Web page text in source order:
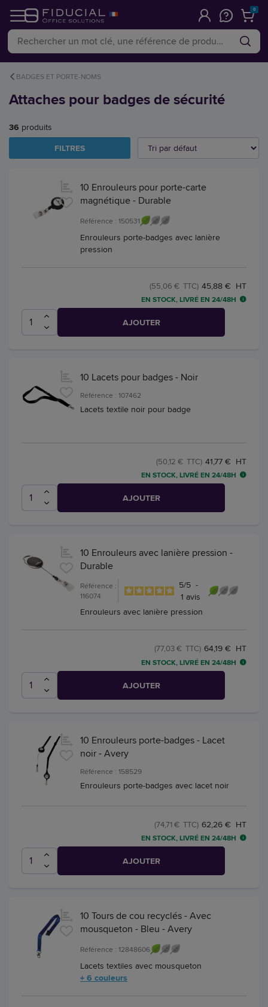
0
BADGES ET PORTE-NOMS
Attaches pour badges de sécurité
36 produits
FILTRES
10 Enrouleurs pour porte-carte
magnétique - Durable
Référence : 150531
Enrouleurs porte-badges avec lanière
pression
45,88 € HT
(55,06 € TTC)
EN STOCK, LIVRÉ EN 24/48H
AJOUTER
10 Lacets pour badges - Noir
Référence : 107462
Lacets textile noir pour badge
41,77 € HT
(50,12 € TTC)
EN STOCK, LIVRÉ EN 24/48H
AJOUTER
10 Enrouleurs avec lanière pression -
Durable
Référence :
116074
5/5 -
1 avis
Enrouleurs avec lanière pression
64,19 € HT
(77,03 € TTC)
EN STOCK, LIVRÉ EN 24/48H
AJOUTER
10 Enrouleurs porte-badges - Lacet
noir - Avery
Référence : 158529
Enrouleurs porte-badges avec lacet noir
62,26 € HT
(74,71 € TTC)
EN STOCK, LIVRÉ EN 24/48H
AJOUTER
10 Tours de cou recyclés - Avec
mousqueton - Bleu - Avery
Référence : 12848606
Lacets textiles avec mousqueton
+ 6 couleurs